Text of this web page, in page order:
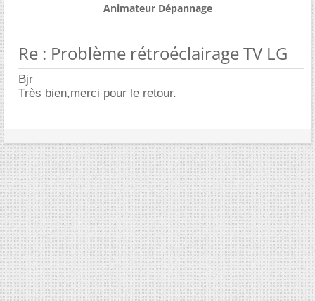
Animateur Dépannage
Re : Problème rétroéclairage TV LG
Bjr
Très bien,merci pour le retour.